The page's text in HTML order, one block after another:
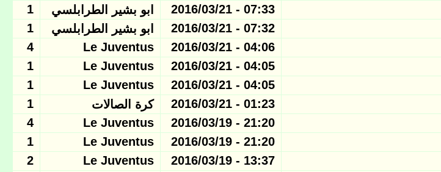
07:33 - 2016/03/21 ابو بشير الطرابلسي
1
07:32 - 2016/03/21 ابو بشير الطرابلسي
1
04:06 - 2016/03/21
Le Juventus
4
04:05 - 2016/03/21
Le Juventus
1
04:05 - 2016/03/21
Le Juventus
1
01:23 - 2016/03/21 كرة الصالات
1
21:20 - 2016/03/19
Le Juventus
4
21:20 - 2016/03/19
Le Juventus
1
13:37 - 2016/03/19
Le Juventus
2